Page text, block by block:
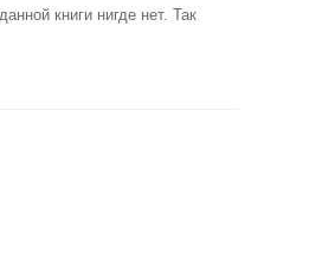
книги нигде нет. Так